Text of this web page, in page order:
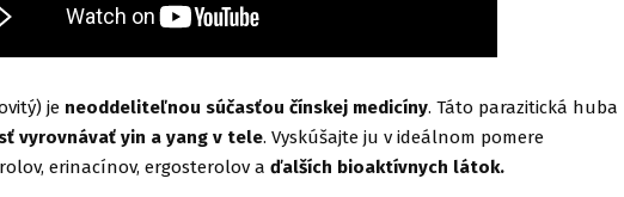
je neoddeliteľnou súčasťou čínskej medicíny. Táto parazitická huba
vyrovnávať yin a yang v tele. Vyskúšajte ju v ideálnom pomere
erinacínov, ergosterolov a ďalších bioaktívnych látok.